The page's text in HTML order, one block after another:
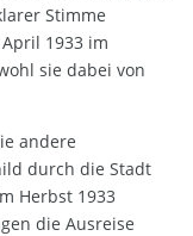
Stimme
1933 im
sie dabei von
andere
durch die Stadt
Herbst 1933
die Ausreise